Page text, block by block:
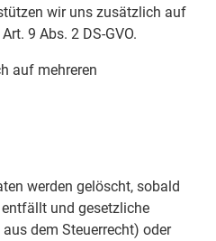
wir uns zusätzlich auf
9 Abs. 2 DS-GVO.
auf mehreren
werden gelöscht, sobald
und gesetzliche
dem Steuerrecht) oder